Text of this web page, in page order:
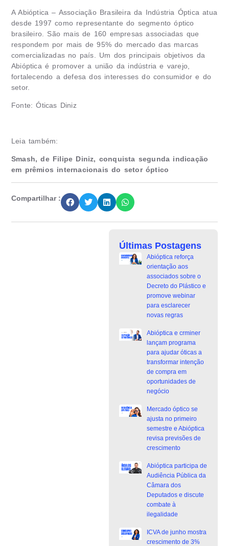
A Abióptica – Associação Brasileira da Indústria Óptica atua
desde 1997 como representante do segmento óptico
brasileiro. São mais de 160 empresas associadas que
respondem por mais de 95% do mercado das marcas
comercializadas no país. Um dos principais objetivos da
Abióptica é promover a união da indústria e varejo,
fortalecendo a defesa dos interesses do consumidor e do
setor.
Fonte: Óticas Diniz
Leia também:
Smash, de Filipe Diniz, conquista segunda indicação
em prêmios internacionais do setor óptico
Compartilhar :
Últimas Postagens
Abióptica reforça
orientação aos
associados sobre o
Decreto do Plástico e
promove webinar
para esclarecer
novas regras
Abióptica e crminer
lançam programa
para ajudar óticas a
transformar intenção
de compra em
oportunidades de
negócio
Mercado óptico se
ajusta no primeiro
semestre e Abióptica
revisa previsões de
crescimento
Abióptica participa de
Audiência Pública da
Câmara dos
Deputados e discute
combate à
ilegalidade
ICVA de junho mostra
crescimento de 3%